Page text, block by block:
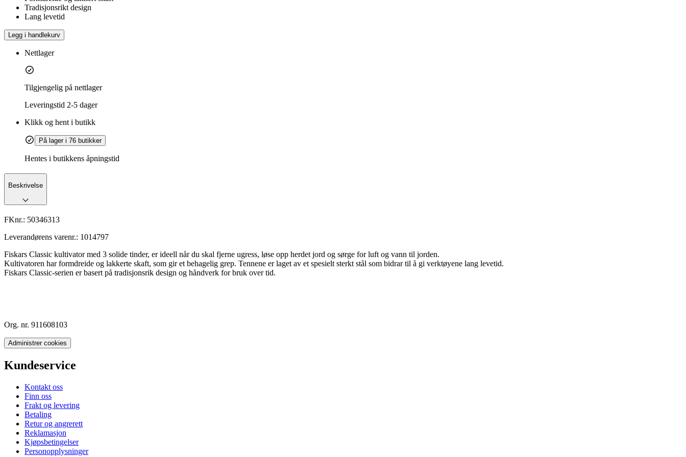
Tradisjonsrikt design
Lang levetid
Legg i handlekurv
Nettlager
Tilgjengelig på nettlager
Leveringstid 2-5 dager
Klikk og hent i butikk
På lager i 76 butikker
Hentes i butikkens åpningstid
Beskrivelse
FKnr.: 50346313
Leverandørens varenr.: 1014797
Fiskars Classic kultivator med 3 solide tinder, er ideell når du skal fjerne ugress, løse opp herdet jord og sørge for luft og vann til jorden.
Kultivatoren har formdreide og lakkerte skaft, som gir et behagelig grep. Tennene er laget av et spesielt sterkt stål som bidrar til å gi verktøyene lang levetid.
Fiskars Classic-serien er basert på tradisjonsrik design og håndverk for bruk over tid.
Org. nr. 911608103
Administrer cookies
Kundeservice
Kontakt oss
Finn oss
Frakt og levering
Betaling
Retur og angrerett
Reklamasjon
Kjøpsbetingelser
Personopplysninger